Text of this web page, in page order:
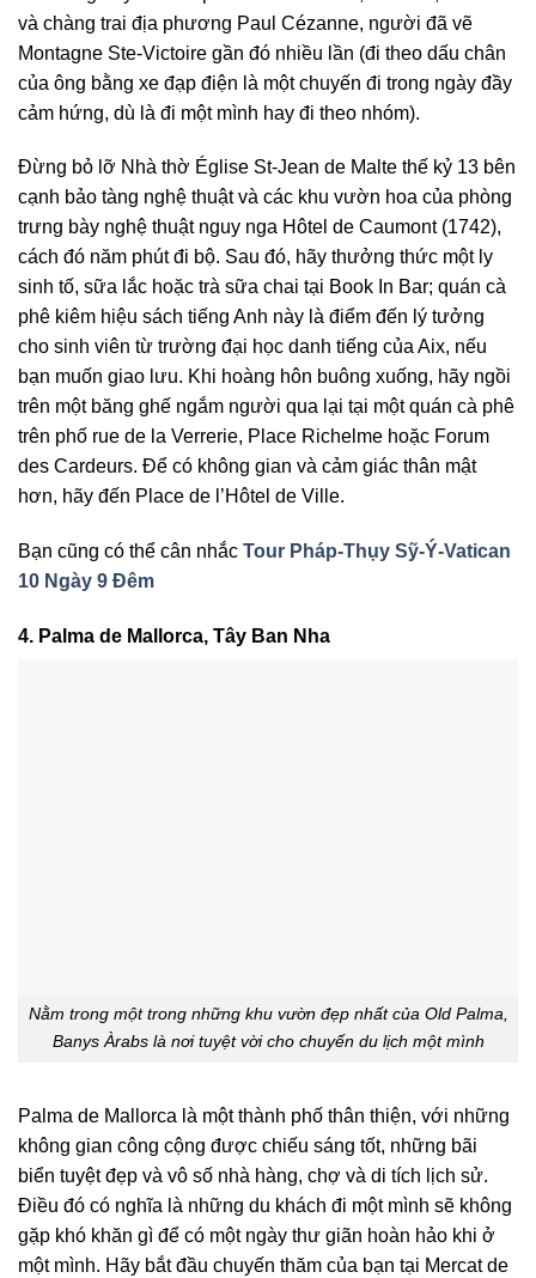
và chàng trai địa phương Paul Cézanne, người đã vẽ
Montagne Ste-Victoire gần đó nhiều lần (đi theo dấu chân
của ông bằng xe đạp điện là một chuyến đi trong ngày đầy
cảm hứng, dù là đi một mình hay đi theo nhóm).
Đừng bỏ lỡ Nhà thờ Église St-Jean de Malte thế kỷ 13 bên
cạnh bảo tàng nghệ thuật và các khu vườn hoa của phòng
trưng bày nghệ thuật nguy nga Hôtel de Caumont (1742),
cách đó năm phút đi bộ. Sau đó, hãy thưởng thức một ly
sinh tố, sữa lắc hoặc trà sữa chai tại Book In Bar; quán cà
phê kiêm hiệu sách tiếng Anh này là điểm đến lý tưởng
cho sinh viên từ trường đại học danh tiếng của Aix, nếu
bạn muốn giao lưu. Khi hoàng hôn buông xuống, hãy ngồi
trên một băng ghế ngắm người qua lại tại một quán cà phê
trên phố rue de la Verrerie, Place Richelme hoặc Forum
des Cardeurs. Để có không gian và cảm giác thân mật
hơn, hãy đến Place de l’Hôtel de Ville.
Bạn cũng có thể cân nhắc Tour Pháp-Thụy Sỹ-Ý-Vatican
10 Ngày 9 Đêm
4. Palma de Mallorca, Tây Ban Nha
Nằm trong một trong những khu vườn đẹp nhất của Old Palma,
Banys Àrabs là nơi tuyệt vời cho chuyến du lịch một mình
Palma de Mallorca là một thành phố thân thiện, với những
không gian công cộng được chiếu sáng tốt, những bãi
biển tuyệt đẹp và vô số nhà hàng, chợ và di tích lịch sử.
Điều đó có nghĩa là những du khách đi một mình sẽ không
gặp khó khăn gì để có một ngày thư giãn hoàn hảo khi ở
một mình. Hãy bắt đầu chuyến thăm của bạn tại Mercat de